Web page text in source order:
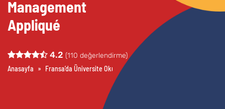
Management
Appliqué
4.2 (110 değerlendirme)
Anasayfa » Fransa’da Üniversite Okumak